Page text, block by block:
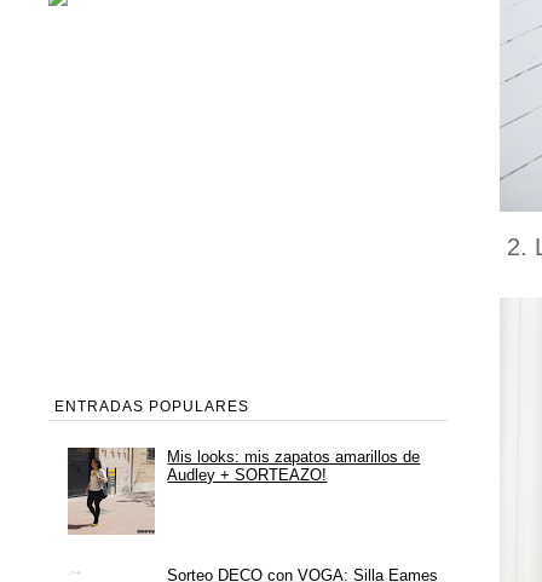
2.
ENTRADAS POPULARES
Mis looks: mis zapatos amarillos de
Audley + SORTEAZO!
Sorteo DECO con VOGA: Silla Eames